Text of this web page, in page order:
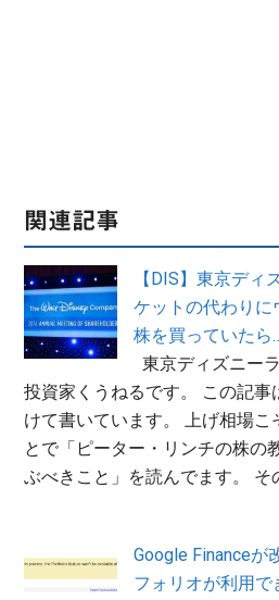
関連記事
【DIS】東京ディ
ケットの代わりに
株を買っていたら
東京ディズニー
投資家くうねるです。 この記事
けて書いています。 上げ相場こ
とで「ピーター・リンチの株
ぶべきこと」を読んでます。 そ
Google Financeが
フォリオが利用で